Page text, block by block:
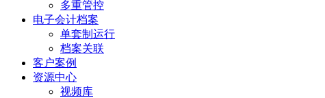
多重管控
电子会计档案
单套制运行
档案关联
客户案例
资源中心
视频库